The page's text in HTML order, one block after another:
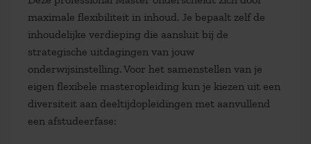
maximale flexibiliteit in inhoud. Je bepaalt zelf de
inhoudelijke verdieping die aansluit bij de
strategische uitdagingen van jouw
onderwijsinstelling. Voor het samenstellen van je
eigen flexibele masteropleiding kun je kiezen uit een
diversiteit aan deeltijdopleidingen met aanvullend
een afstudeerfase: